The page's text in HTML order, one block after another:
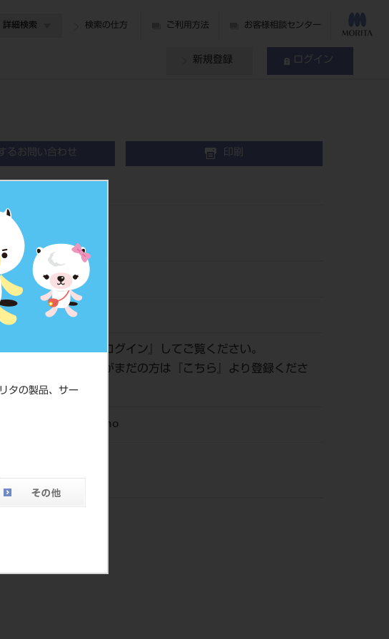
タの製品、サー
詳細検索 検索の仕方 ご利用方法 お客様相談センター
新規登録 ログイン
るお問い合わせ 印刷
206350780648
4562178791136
価格の確認は『ログイン 』してご覧ください。
ネット会員登録がまだの方は『
こちら
』より登録くださ
い。
株式会社JM Ortho